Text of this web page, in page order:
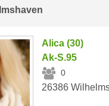
Alica (30)
Ak-S.95
0
26386